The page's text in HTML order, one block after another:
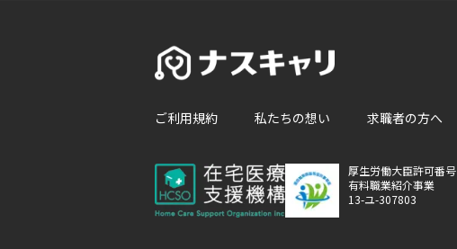
ご利用規約 私たちの想い 求職者の方へ
厚生労働大臣許可番号
有料職業紹介事業
13-ユ-307803